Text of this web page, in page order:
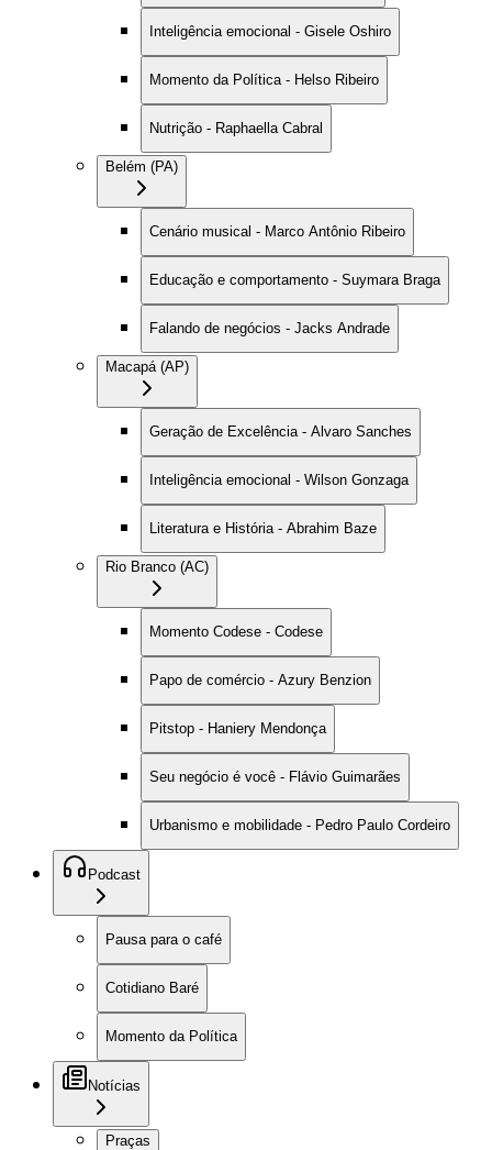
Inteligência emocional - Gisele Oshiro
Momento da Política - Helso Ribeiro
Nutrição - Raphaella Cabral
Belém (PA)
Cenário musical - Marco Antônio Ribeiro
Educação e comportamento - Suymara Braga
Falando de negócios - Jacks Andrade
Macapá (AP)
Geração de Excelência - Alvaro Sanches
Inteligência emocional - Wilson Gonzaga
Literatura e História - Abrahim Baze
Rio Branco (AC)
Momento Codese - Codese
Papo de comércio - Azury Benzion
Pitstop - Haniery Mendonça
Seu negócio é você - Flávio Guimarães
Urbanismo e mobilidade - Pedro Paulo Cordeiro
Podcast
Pausa para o café
Cotidiano Baré
Momento da Política
Notícias
Praças